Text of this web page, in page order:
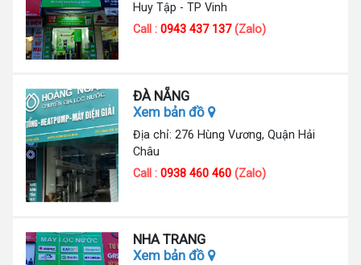
Huy Tập - TP Vinh
Call :0943 437 137(Zalo)
ĐÀ NẴNG
Xem bản đồ
Địa chỉ: 276 Hùng Vương, Quận Hải
Châu
Call :0938 460 460 (Zalo)
NHA TRANG
Xem bản đồ